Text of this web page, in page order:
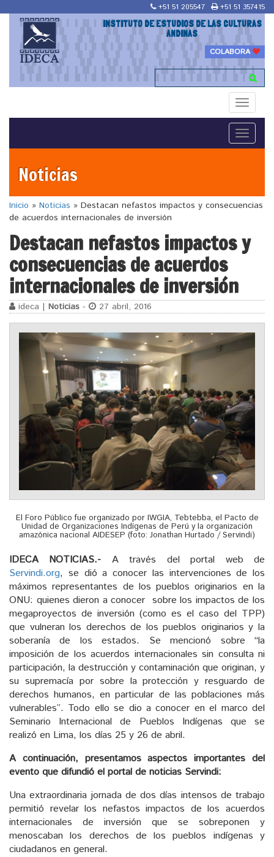
+51 51 205547 +51 51 357415
INSTITUTO DE ESTUDIOS DE LAS CULTURAS
ANDINAS
COLABORA
Toggle
Toggle
Noticias
Inicio » Noticias » Destacan nefastos impactos y consecuencias
de acuerdos internacionales de inversión
Destacan nefastos impactos y
consecuencias de acuerdos
internacionales de inversión
ideca | Noticias - 27 abril, 2016
El Foro Público fue organizado por IWGIA, Tebtebba, el Pacto de
Unidad de Organizaciones Indígenas de Perú y la organización
amazónica nacional AIDESEP (foto: Jonathan Hurtado / Servindi)
IDECA NOTICIAS.- A través del portal web de
Servindi.org, se dió a conocer las intervenciones de los
máximos representantes de los pueblos originarios en la
ONU: quienes dieron a conocer sobre los impactos de los
megaproyectos de inversión (como es el caso del TPP)
que vulneran los derechos de los pueblos originarios y la
soberanía de los estados. Se mencionó sobre “la
imposición de los acuerdos internacionales sin consulta ni
participación, la destrucción y contaminación que originan, y
su supremacía por sobre la protección y resguardo de
derechos humanos, en particular de las poblaciones más
vulnerables”. Todo ello se dio a conocer en el marco del
Seminario Internacional de Pueblos Indígenas que se
realizó en Lima, los días 25 y 26 de abril.
A continuación, presentamos aspectos importantes del
evento que difundió el portal de noticias Servindi:
Una extraordinaria jornada de dos días intensos de trabajo
permitió revelar los nefastos impactos de los acuerdos
internacionales de inversión que se sobreponen y
menoscaban los derechos de los pueblos indígenas y
ciudadanos en general.